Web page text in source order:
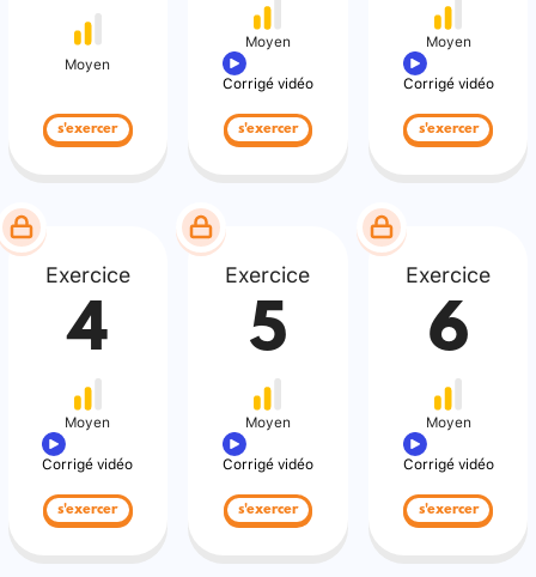
Moyen
s'exercer
Moyen
Corrigé vidéo
s'exercer
Moyen
Corrigé vidéo
s'exercer
Exercice
4
Moyen
Corrigé vidéo
s'exercer
Exercice
5
Moyen
Corrigé vidéo
s'exercer
Exercice
6
Moyen
Corrigé vidéo
s'exercer